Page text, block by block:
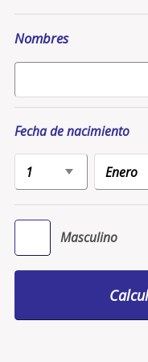
Nombres
Fecha de nacimiento
Masculino